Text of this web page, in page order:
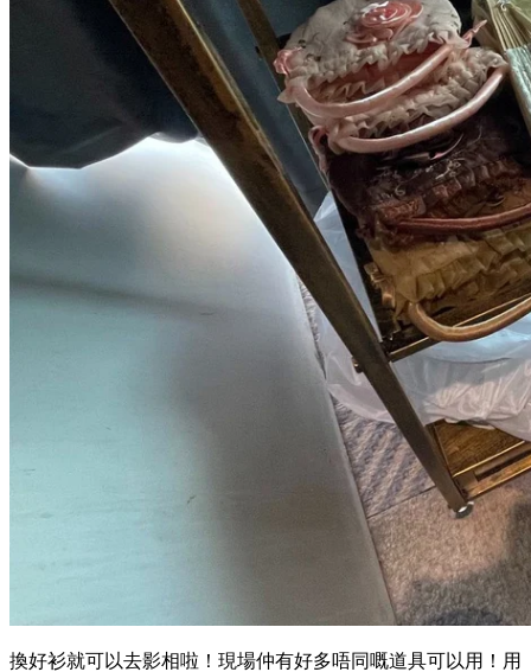
換好衫就可以去影相啦！現場仲有好多唔同嘅道具可以用！用